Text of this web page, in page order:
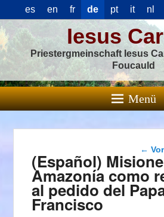
es en fr de pt it nl
Iesus
Priestergmeinschaft Iesus
Foucauld
Menü
←
(Español)
Amazonía como
al pedido del
Francisco